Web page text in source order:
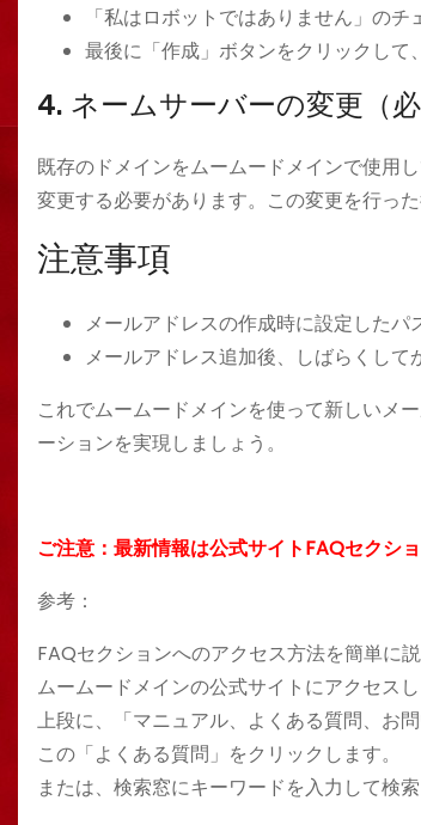
「私はロボットではありません」の
最後に「作成」ボタンをクリックして
4. ネームサーバーの変更（必
既存のドメインをムームードメインで使用
変更する必要があります。この変更を行っ
注意事項
メールアドレスの作成時に設定したパ
メールアドレス追加後、しばらくして
これでムームードメインを使って新しいメ
ーションを実現しましょう。
ご注意：最新情報は公式サイトFAQセクシ
参考：
FAQセクションへのアクセス方法を簡単に説
ムームードメインの公式サイトにアクセスし
上段に、「マニュアル、よくある質問、お
この「よくある質問」をクリックします。
または、検索窓にキーワードを入力して検索